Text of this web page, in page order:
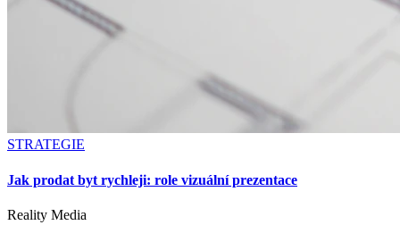
STRATEGIE
Jak prodat byt rychleji: role vizuální prezentace
Reality Media